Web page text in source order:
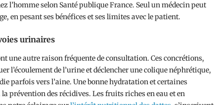
l’homme selon Santé publique France. Seul un médecin peut
en pesant ses bénéfices et ses limites avec le patient.
urinaires
une autre raison fréquente de consultation. Ces concrétions,
l’écoulement de l’urine et déclencher une colique néphrétique,
parfois vers l’aine. Une bonne hydratation et certaines
prévention des récidives. Les fruits riches en eau et en